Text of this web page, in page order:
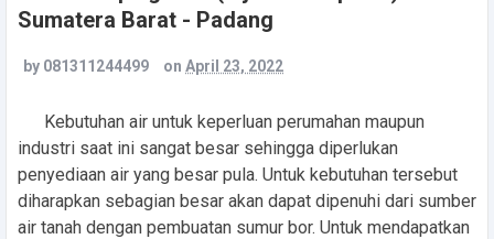
Sumatera Barat - Padang
by 081311244499 on April 23, 2022
Kebutuhan air untuk keperluan perumahan maupun
industri saat ini sangat besar sehingga diperlukan
penyediaan air yang besar pula. Untuk kebutuhan tersebut
diharapkan sebagian besar akan dapat dipenuhi dari sumber
air tanah dengan pembuatan sumur bor. Untuk mendapatkan